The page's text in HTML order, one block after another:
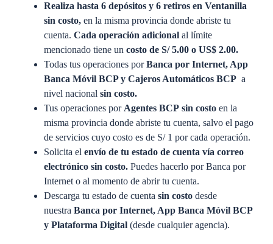
Realiza hasta 6 depósitos y 6 retiros en Ventanilla
sin costo, en la misma provincia donde abriste tu
cuenta. Cada operación adicional al límite
mencionado tiene un costo de S/ 5.00 o US$ 2.00.
Todas tus operaciones porBanca por Internet, App
Banca Móvil BCP y Cajeros Automáticos BCP a
nivel nacional sin costo.
Tus operaciones por Agentes BCP sin costo en la
misma provincia donde abriste tu cuenta, salvo el pago
de servicios cuyo costo es de S/ 1 por cada operación.
Solicita el envío de tu estado de cuenta vía correo
electrónico sin costo. Puedes hacerlo por Banca por
Internet o al momento de abrir tu cuenta.
Descarga tu estado de cuenta sin costo desde
nuestra Banca por Internet, App Banca Móvil BCP
y Plataforma Digital (desde cualquier agencia).